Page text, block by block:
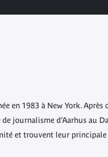
en 1983 à New York.
journalisme d’Aarhus au
et trouvent leur principale